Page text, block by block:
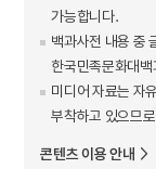
가능합니다.
백과사전 내용 중
한국민족문화대
미디어 자료는 자
부착하고 있으므
콘텐츠 이용 안내